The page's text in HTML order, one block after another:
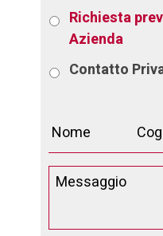
Richiesta
Azienda
Contatto